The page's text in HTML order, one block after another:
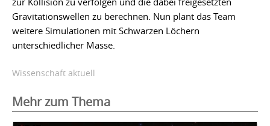
Gravitationswellen zu berechnen. Nun plant das Team
weitere Simulationen mit Schwarzen Löchern
unterschiedlicher Masse.
Wissenschaft aktuell
Mehr zum Thema